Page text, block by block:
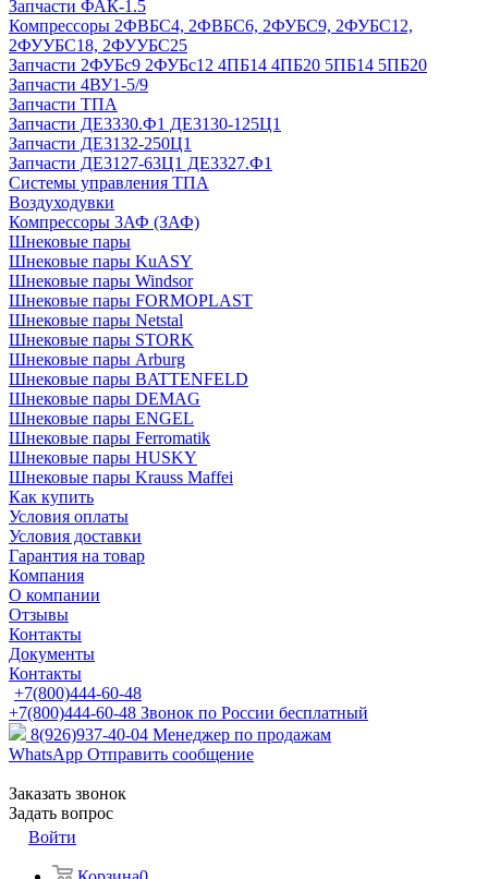
Запчасти ФАК-1.5
Компрессоры 2ФВБС4, 2ФВБС6, 2ФУБС9, 2ФУБС12,
2ФУУБС18, 2ФУУБС25
Запчасти 2ФУБс9 2ФУБс12 4ПБ14 4ПБ20 5ПБ14 5ПБ20
Запчасти 4ВУ1-5/9
Запчасти ТПА
Запчасти ДЕ3330.Ф1 ДЕ3130-125Ц1
Запчасти ДЕ3132-250Ц1
Запчасти ДЕ3127-63Ц1 ДЕ3327.Ф1
Системы управления ТПА
Воздуходувки
Компрессоры 3АФ (ЗАФ)
Шнековые пары
Шнековые пары KuASY
Шнековые пары Windsor
Шнековые пары FORMOPLAST
Шнековые пары Netstal
Шнековые пары STORK
Шнековые пары Arburg
Шнековые пары BATTENFELD
Шнековые пары DEMAG
Шнековые пары ENGEL
Шнековые пары Ferromatik
Шнековые пары HUSKY
Шнековые пары Krauss Maffei
Как купить
Условия оплаты
Условия доставки
Гарантия на товар
Компания
О компании
Отзывы
Контакты
Документы
Контакты
+7(800)444-60-48
+7(800)444-60-48 Звонок по России бесплатный
8(926)937-40-04 Менеджер по продажам
WhatsApp Отправить сообщение
Заказать звонок
Задать вопрос
Войти